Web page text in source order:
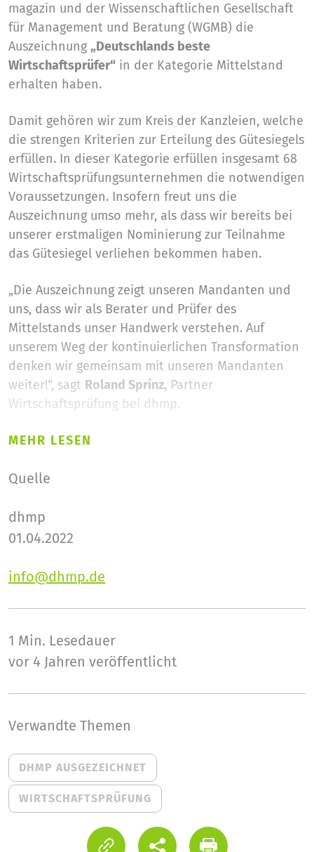
magazin und der Wissen­schaft­lichen Gesell­schaft
für Management und Beratung (WGMB) die
Auszeichnung„Deutschlands beste
Wirtschaftsprüfer“ in der Kategorie Mittelstand
erhalten haben.
Damit gehören wir zum Kreis der Kanzleien, welche
die strengen Kriterien zur Erteilung des Gütesiegels
erfüllen. In dieser Kategorie erfüllen insgesamt 68
Wirtschaftsprüfungsunternehmen die notwendigen
Voraussetzungen. Insofern freut uns die
Auszeichnung umso mehr, als dass wir bereits bei
unserer erstmaligen Nominierung zur Teilnahme
das Gütesiegel verliehen bekommen haben.
„Die Auszeichnung zeigt unseren Mandanten und
uns, dass wir als Berater und Prüfer des
Mittelstands unser Handwerk verstehen. Auf
unserem Weg der kontinuierlichen Transformation
denken wir gemeinsam mit unseren Mandanten
weiter!“, sagt Roland Sprinz, Partner
Wirtschaftsprüfung bei dhmp.
MEHR LESEN
Quelle
dhmp
01.04.2022
info@dhmp.de
1 Min. Lesedauer
vor 4 Jahren veröffentlicht
Verwandte Themen
DHMP AUSGEZEICHNET
WIRTSCHAFTSPRÜFUNG